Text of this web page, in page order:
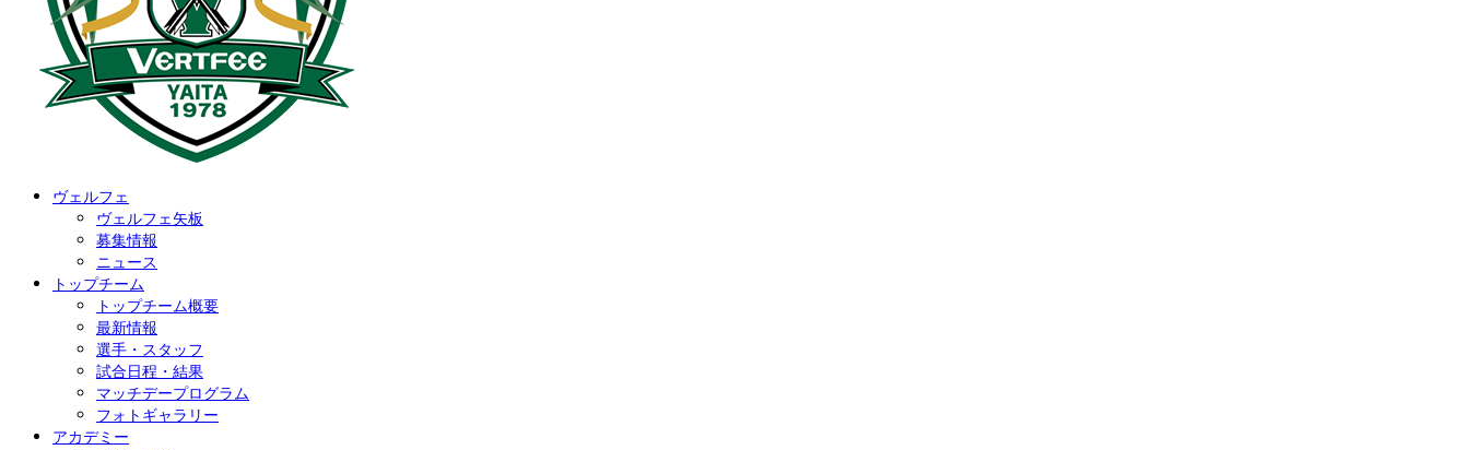
ヴェルフェ
ヴェルフェ矢板
募集情報
ニュース
トップチーム
トップチーム概要
最新情報
選手・スタッフ
試合日程・結果
マッチデープログラム
フォトギャラリー
アカデミー